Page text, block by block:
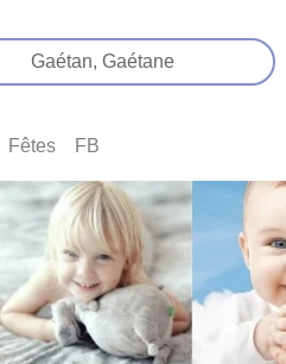
Gaétan, Gaétane
Fêtes FB